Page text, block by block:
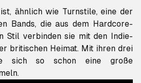
ähnlich wie Turnstile, eine der
Bands, die aus dem Hardcore-
Stil verbinden sie mit den Indie-
britischen Heimat. Mit ihren drei
sich so schon eine große